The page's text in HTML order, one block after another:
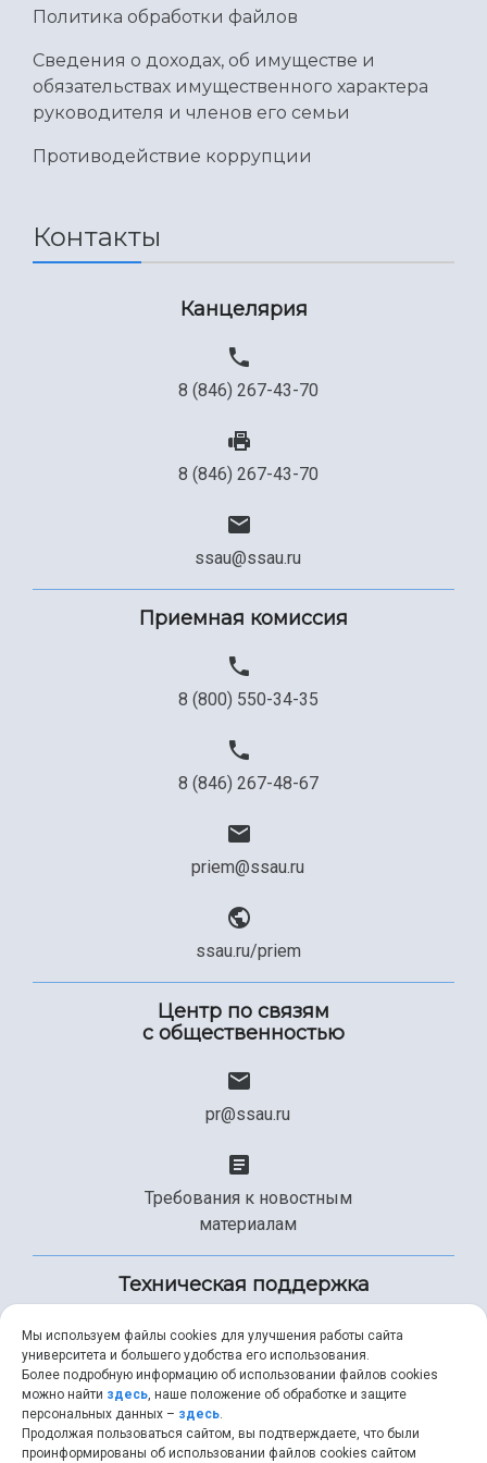
Международный межвузовский кампус
Сведения об образовательной организации
Официальные документы
Политика обработки файлов
Сведения о доходах, об имуществе и
обязательствах имущественного характера
руководителя и членов его семьи
Противодействие коррупции
Контакты
Канцелярия
8 (846) 267-43-70
8 (846) 267-43-70
ssau@ssau.ru
Приемная комиссия
8 (800) 550-34-35
8 (846) 267-48-67
priem@ssau.ru
ssau.ru/priem
Центр по связям
с общественностью
pr@ssau.ru
Требования к новостным
материалам
Техническая поддержка
+7 (846) 267-49-99
help@ssau.ru
Мы используем файлы cookies для улучшения работы сайта
университета и большего удобства его использования.
Более подробную информацию об использовании файлов cookies
можно найти здесь, наше положение об обработке и защите
персональных данных – здесь.
Продолжая пользоваться сайтом, вы подтверждаете, что были
проинформированы об использовании файлов cookies сайтом